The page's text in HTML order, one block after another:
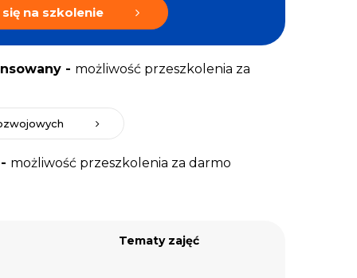
na szkolenie
- możliwość przeszkolenia za
możliwość przeszkolenia za darmo
Tematy zajęć